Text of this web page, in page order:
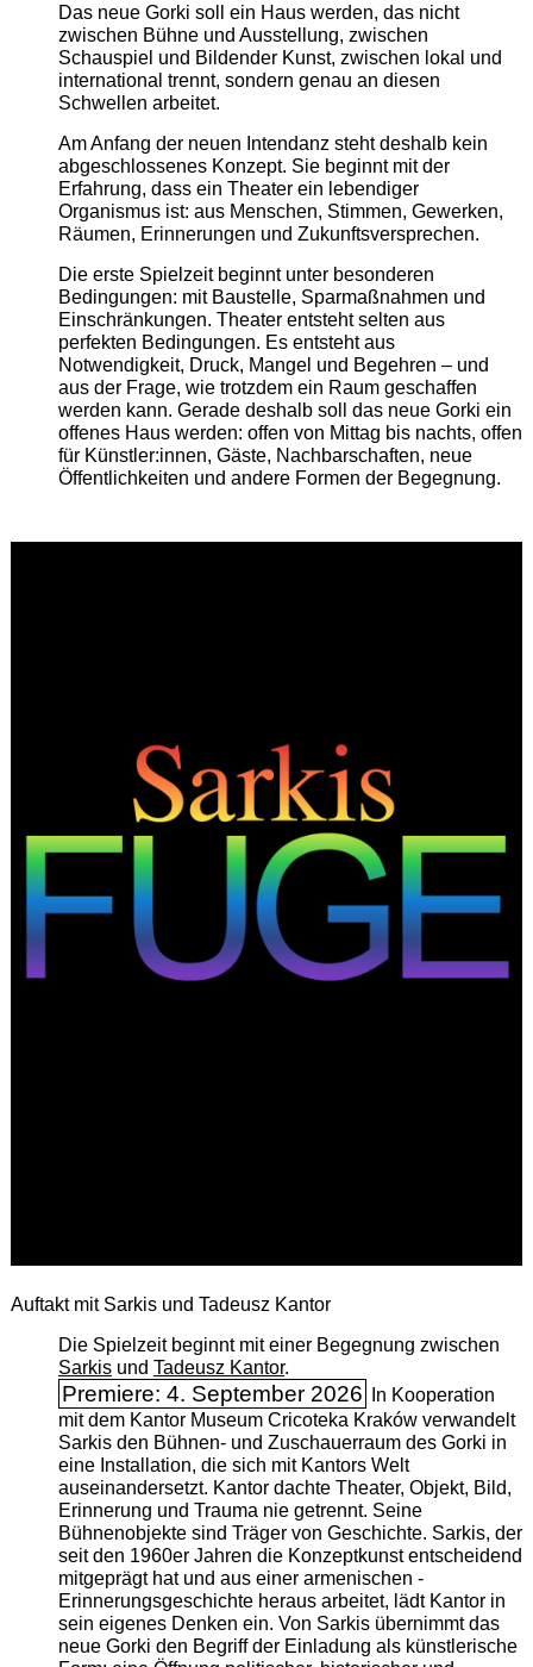
Das neue Gorki soll ein Haus werden, das nicht
zwischen Bühne und Ausstellung, zwischen
Schauspiel und Bildender Kunst, zwischen lokal und
international trennt, sondern genau an diesen
Schwellen arbeitet.
Am Anfang der neuen Intendanz steht deshalb kein
abgeschlossenes Konzept. Sie beginnt mit der
Erfahrung, dass ein Theater ein lebendiger
Organismus ist: aus Menschen, Stimmen, Gewerken,
Räumen, Erinnerungen und Zukunftsversprechen.
Die erste Spielzeit beginnt unter besonderen
Bedingungen: mit Baustelle, Sparmaßnahmen und
Einschränkungen. Theater entsteht selten aus
perfekten Bedingungen. Es entsteht aus
Notwendigkeit, Druck, Mangel und Begehren – und
aus der Frage, wie trotzdem ein Raum geschaffen
werden kann. Gerade deshalb soll das neue Gorki ein
offenes Haus werden: offen von Mittag bis nachts, offen
für Künstler:innen, Gäste, Nachbarschaften, neue
Öffentlichkeiten und andere Formen der Begegnung.
Auftakt mit Sarkis und Tadeusz Kantor
Die Spielzeit beginnt mit einer Begegnung zwischen
Sarkisund Tadeusz Kantor.
Premiere: 4. September 2026
In Kooperation
mit dem Kantor Museum Cricoteka Kraków verwandelt
Sarkis den Bühnen- und Zuschauerraum des Gorki in
eine Installation, die sich mit Kantors Welt
auseinandersetzt. Kantor dachte Theater, Objekt, Bild,
Erinnerung und Trauma nie getrennt. Seine
Bühnenobjekte sind Träger von Geschichte. Sarkis, der
seit den 1960er Jahren die Konzeptkunst entscheidend
mitgeprägt hat und aus einer armenischen ­
Erinnerungsgeschichte heraus arbeitet, lädt Kantor in
sein eigenes Denken ein. Von Sarkis übernimmt das
neue Gorki den Begriff der Einladung als künstlerische